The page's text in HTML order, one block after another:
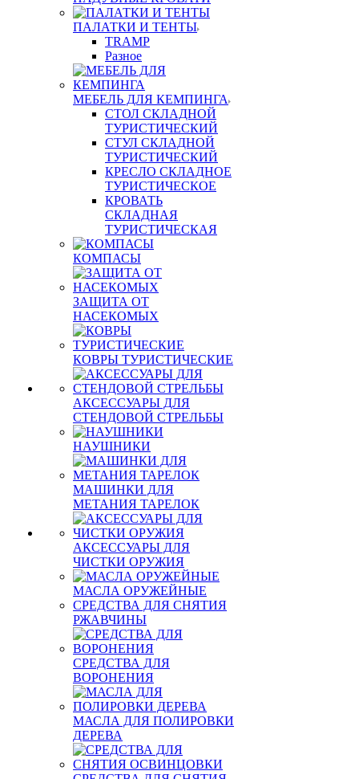
ПАЛАТКИ И ТЕНТЫ
TRAMP
Разное
МЕБЕЛЬ ДЛЯ КЕМПИНГА
СТОЛ СКЛАДНОЙ
ТУРИСТИЧЕСКИЙ
СТУЛ СКЛАДНОЙ
ТУРИСТИЧЕСКИЙ
КРЕСЛО СКЛАДНОЕ
ТУРИСТИЧЕСКОЕ
КРОВАТЬ
СКЛАДНАЯ
ТУРИСТИЧЕСКАЯ
КОМПАСЫ
ЗАЩИТА ОТ
НАСЕКОМЫХ
КОВРЫ ТУРИСТИЧЕСКИЕ
АКСЕССУАРЫ ДЛЯ
СТЕНДОВОЙ СТРЕЛЬБЫ
НАУШНИКИ
МАШИНКИ ДЛЯ
МЕТАНИЯ ТАРЕЛОК
АКСЕССУАРЫ ДЛЯ
ЧИСТКИ ОРУЖИЯ
МАСЛА ОРУЖЕЙНЫЕ
СРЕДСТВА ДЛЯ СНЯТИЯ
РЖАВЧИНЫ
СРЕДСТВА ДЛЯ
ВОРОНЕНИЯ
МАСЛА ДЛЯ ПОЛИРОВКИ
ДЕРЕВА